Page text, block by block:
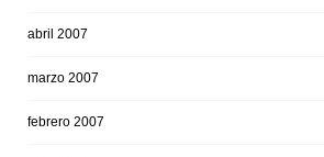
abril 2007
marzo 2007
febrero 2007